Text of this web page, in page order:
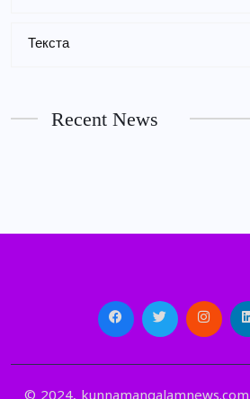
Текста
Recent News